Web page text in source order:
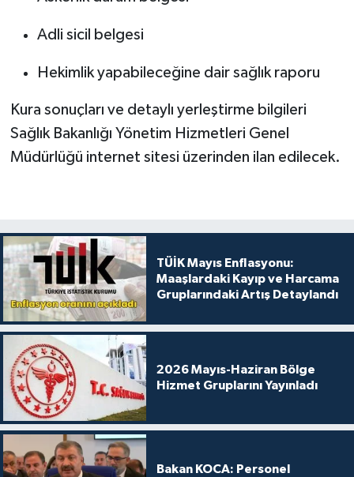
Adli sicil belgesi
Hekimlik yapabileceğine dair sağlık raporu
Kura sonuçları ve detaylı yerleştirme bilgileri
Sağlık Bakanlığı Yönetim Hizmetleri Genel
Müdürlüğü internet sitesi üzerinden ilan edilecek.
TÜİK Mayıs Enflasyonu:
Maaşlardaki Kayıp ve Harcama
Gruplarındaki Artış Detaylandı
2026 Mayıs-Haziran Bölge
Hizmet Gruplarını Yayınladı
Bakan KOCA: Personel